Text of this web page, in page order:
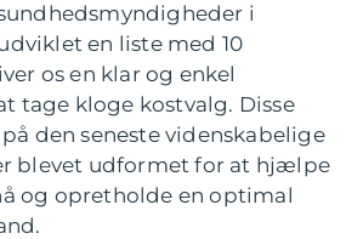
i
en liste med 10
os en klar og enkel
tage kloge kostvalg. Disse
den seneste videnskabelige
blevet udformet for at hjælpe
og opretholde en optimal